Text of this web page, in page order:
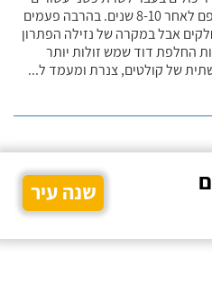
היום רוב הסיכויים שנצטרך להחליפם לאחר 8-10 שנים. בהרבה פעמים
אבל במקרה של נזילה הפתרון
החלפת דוד שמש זולות יותר
של קולטים, צנרת ומעמד ל...
שנה עיר